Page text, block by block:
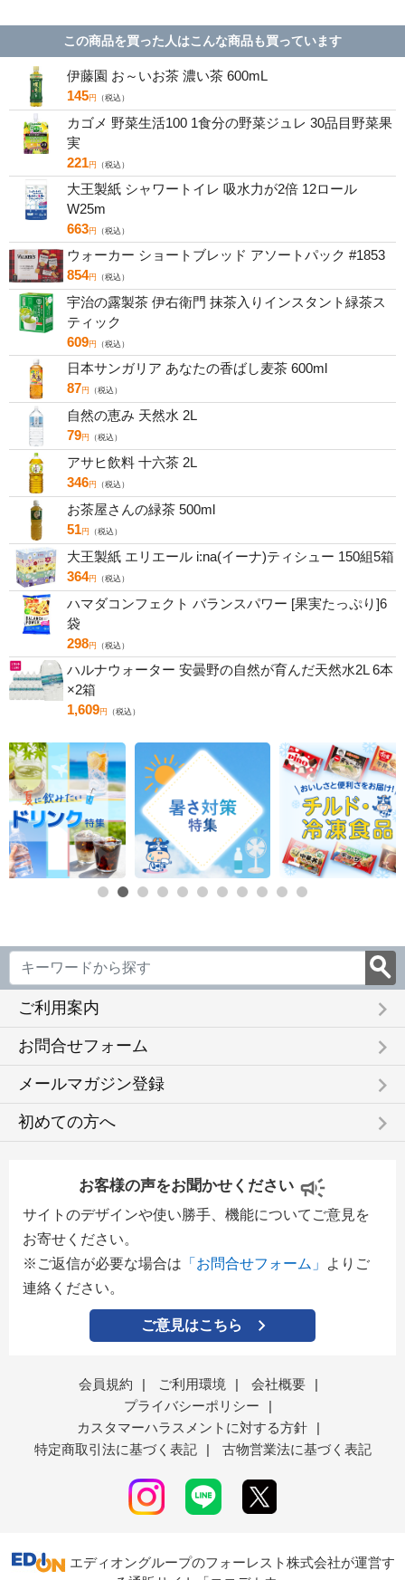
この商品を買った人はこんな商品も買っています
伊藤園 お～いお茶 濃い茶 600mL
145円 （税込）
カゴメ 野菜生活100 1食分の野菜ジュレ 30品目野菜果
実
221円 （税込）
大王製紙 シャワートイレ 吸水力が2倍 12ロール
W25m
663円 （税込）
ウォーカー ショートブレッド アソートパック #1853
854円 （税込）
宇治の露製茶 伊右衛門 抹茶入りインスタント緑茶ス
ティック
609円 （税込）
日本サンガリア あなたの香ばし麦茶 600ml
87円 （税込）
自然の恵み 天然水 2L
79円 （税込）
アサヒ飲料 十六茶 2L
346円 （税込）
お茶屋さんの緑茶 500ml
51円 （税込）
大王製紙 エリエール i:na(イーナ)ティシュー 150組5箱
364円 （税込）
ハマダコンフェクト バランスパワー [果実たっぷり]6
袋
298円 （税込）
ハルナウォーター 安曇野の自然が育んだ天然水2L 6本
×2箱
1,609円 （税込）
ご利用案内 keyboard_arrow_right
お問合せフォーム keyboard_arrow_right
メールマガジン登録 keyboard_arrow_right
初めての方へ keyboard_arrow_right
お客様の声をお聞かせください
サイトのデザインや使い勝手、機能についてご意見を
お寄せください。
※ご返信が必要な場合は 「お問合せフォーム」
よりご
連絡ください。
ご意見はこちら
会員規約 | ご利用環境 | 会社概要
|
プライバシーポリシー
|
カスタマーハラスメントに対する方針
|
特定商取引法に基づく表記
| 古物営業法に基づく表記
エディオングループのフォーレスト株式会社が運営す